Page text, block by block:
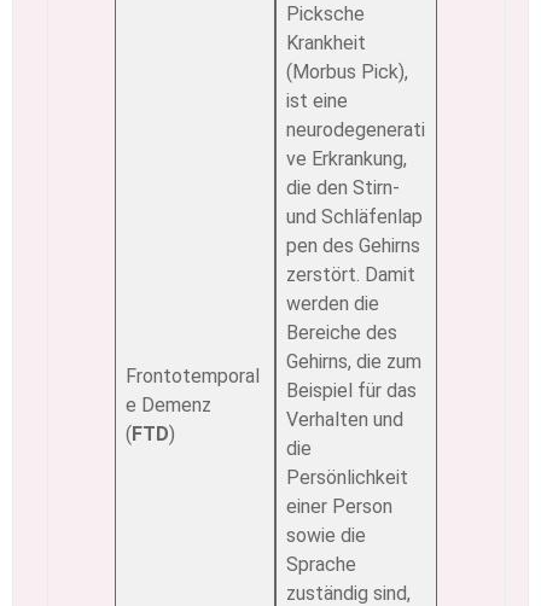
Frontotemporal
e Demenz
(FTD)
Picksche
Krankheit
(Morbus Pick),
ist eine
neurodegenerati
ve Erkrankung,
die den Stirn-
und Schläfenlap
pen des Gehirns
zerstört. Damit
werden die
Bereiche des
Gehirns, die zum
Beispiel für das
Verhalten und
die
Persönlichkeit
einer Person
sowie die
Sprache
zuständig sind,